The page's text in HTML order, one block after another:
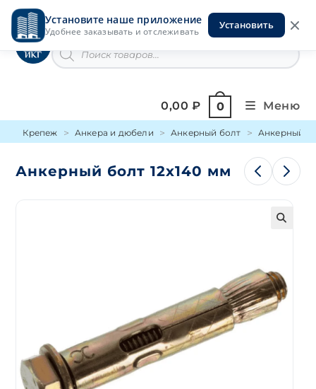
Установите наше приложение
Удобнее заказывать и отслеживать
Установить
Перейти
содержимомуИнструменты на Горской
товаров
0,00₽ 0 Меню
Крепеж Анкера и дюбели Анкерный болт Анкерный
Анкерный болт 12х140 мм